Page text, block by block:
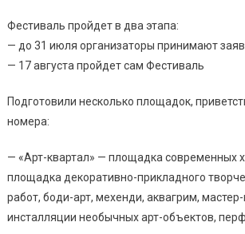
Фестиваль пройдет в два этапа:
— до 31 июля организаторы принимают
— 17 августа пройдет сам Фестиваль
Подготовили несколько площадок,
номера:
— «Арт-квартал» — площадка современных
площадка декоративно-прикладного
работ, боди-арт, мехенди, аквагрим,
инсталляции необычных арт-объектов,